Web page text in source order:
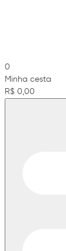
0
Minha cesta
R$ 0,00